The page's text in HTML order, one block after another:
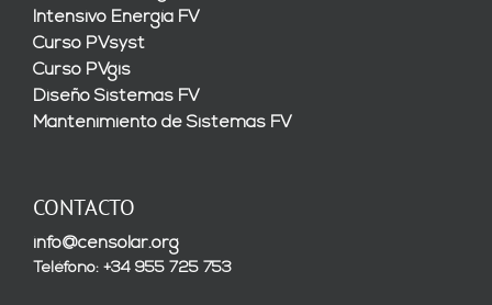
Intensivo Energía FV
Curso PVsyst
Curso PVgis
Diseño Sistemas FV
Mantenimiento de Sistemas FV
CONTACTO
info@censolar.org
Teléfono: +34 955 725 753